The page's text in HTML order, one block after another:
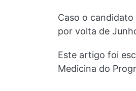
Caso o
por volta de
Este artigo foi
Medicina do